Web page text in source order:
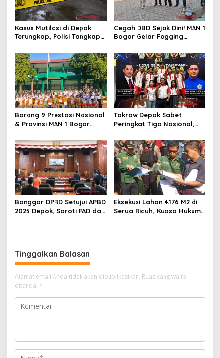
Kasus Mutilasi di Depok
Terungkap, Polisi Tangkap
Pembunuhan
Cegah DBD Sejak Dini! MAN 1
Bogor Gelar Fogging
Belajar yang Aman
Borong 9 Prestasi Nasional
& Provinsi MAN 1 Bogor
2026/2027 degan Gemilang
Takraw Depok Sabet
Peringkat Tiga Nasional,
Porprov Jabar
Banggar DPRD Setujui APBD
2025 Depok, Soroti PAD dan
Eksekusi Lahan 4.176 M2 di
Serua Ricuh, Kuasa Hukum
Tinggalkan Balasan
Alamat email Anda tidak akan dipublikasikan. Ruas yang wajib
ditandai *